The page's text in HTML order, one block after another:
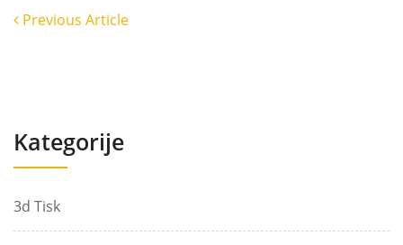
Previous Article
Kategorije
3d Tisk